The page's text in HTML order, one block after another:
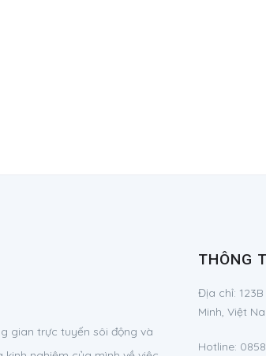
gian trực tuyến sôi động và
THÔNG
Địa chỉ:
Minh, Việt
Hotline: